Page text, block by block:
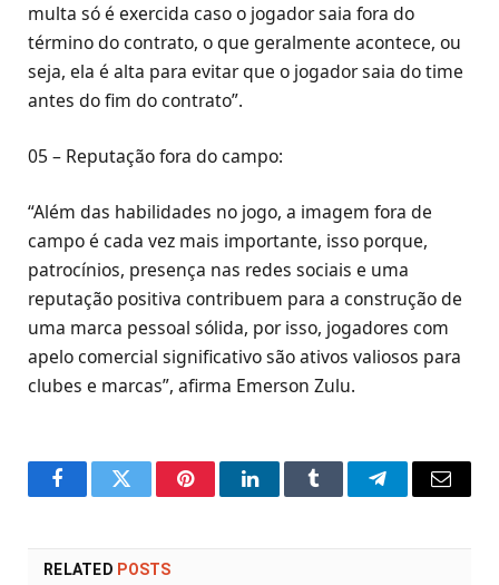
multa só é exercida caso o jogador saia fora do
término do contrato, o que geralmente acontece, ou
seja, ela é alta para evitar que o jogador saia do time
antes do fim do contrato”.
05 – Reputação fora do campo:
“Além das habilidades no jogo, a imagem fora de
campo é cada vez mais importante, isso porque,
patrocínios, presença nas redes sociais e uma
reputação positiva contribuem para a construção de
uma marca pessoal sólida, por isso, jogadores com
apelo comercial significativo são ativos valiosos para
clubes e marcas”, afirma Emerson Zulu.
FacebookTwitter PinterestLinkedInTumblr TelegramEmail
RELATED POSTS